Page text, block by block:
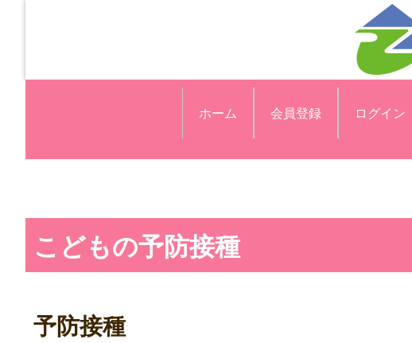
ホーム 会員登録 ログイン
こどもの予防接種
予防接種